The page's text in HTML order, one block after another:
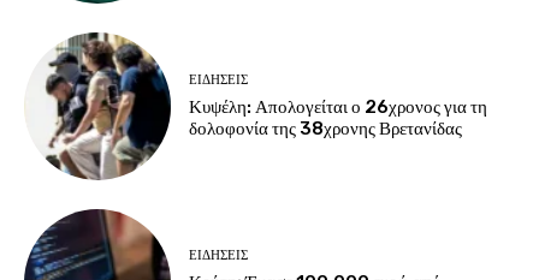
ΕΙΔΗΣΕΙΣ
Κυψέλη: Απολογείται ο 26χρονος για τη
δολοφονία της 38χρονης Βρετανίδας
ΕΙΔΗΣΕΙΣ